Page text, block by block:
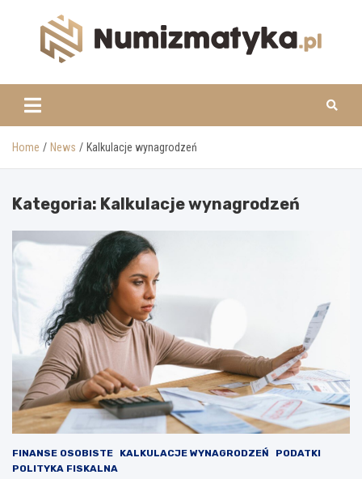
www.numizmatyka.pl
Home News Kalkulacje wynagrodzeń
Kategoria: Kalkulacje wynagrodzeń
FINANSE OSOBISTE KALKULACJE WYNAGRODZEŃ
PODATKI
POLITYKA FISKALNA